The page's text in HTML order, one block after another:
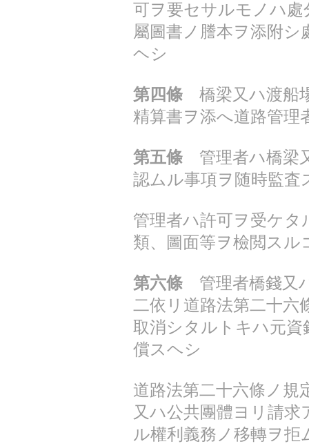
可ヲ要セサルモノハ處
屬圖書ノ謄本ヲ添附シ
ヘシ
第四條 橋梁又ハ渡船
精算書ヲ添へ道路管理
第五條 管理者ハ橋梁
認ムル事項ヲ随時監査
管理者ハ許可ヲ受ケタ
類、圖面等ヲ檢閲スル
第六條 管理者橋錢又
二依リ道路法第二十六
取消シタルトキハ元資
償スヘシ
道路法第二十六條ノ規
又ハ公共團體ヨリ請
ル權利義務ノ移轉ヲ